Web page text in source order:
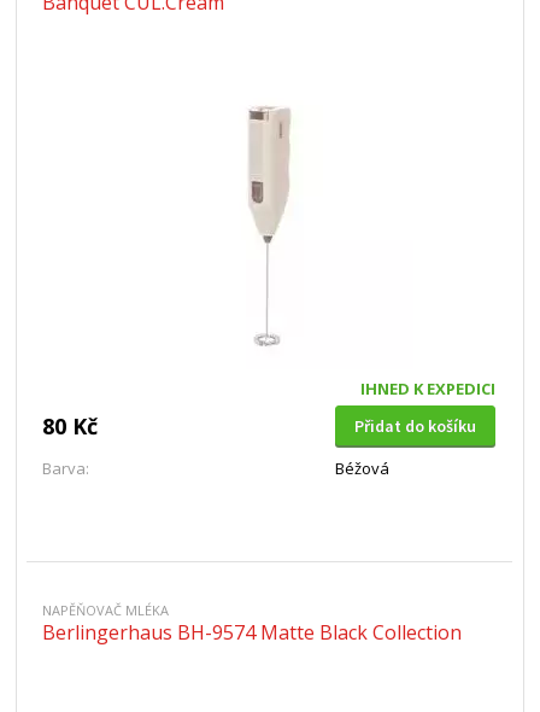
IHNED K EXPEDICI
80 Kč
Přidat do košíku
Barva:
Béžová
NAPĚŇOVAČ MLÉKA
Berlingerhaus BH-9574 Matte Black Collection